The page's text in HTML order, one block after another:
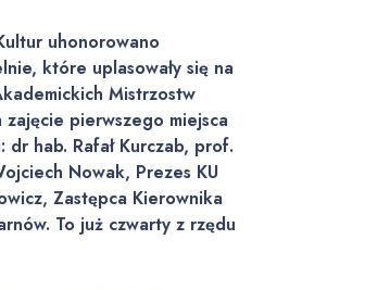
uhonorowano
które uplasowały się na
Mistrzostw
pierwszego miejsca
hab. Rafał Kurczab, prof.
Nowak, Prezes KU
Zastępca Kierownika
To już czwarty z rzędu